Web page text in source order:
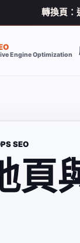
轉換頁：
Engine Optimization
SEO
頁